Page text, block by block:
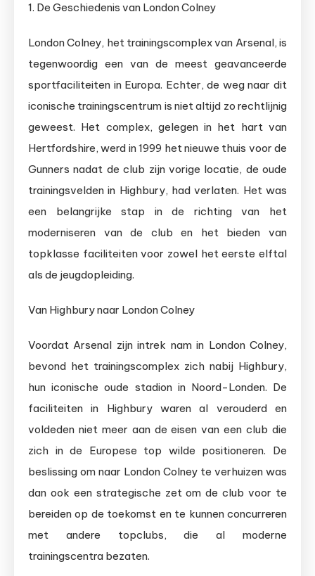
1. De Geschiedenis van London Colney
London Colney, het trainingscomplex van Arsenal, is
tegenwoordig een van de meest geavanceerde
sportfaciliteiten in Europa. Echter, de weg naar dit
iconische trainingscentrum is niet altijd zo rechtlijnig
geweest. Het complex, gelegen in het hart van
Hertfordshire, werd in 1999 het nieuwe thuis voor de
Gunners nadat de club zijn vorige locatie, de oude
trainingsvelden in Highbury, had verlaten. Het was
een belangrijke stap in de richting van het
moderniseren van de club en het bieden van
topklasse faciliteiten voor zowel het eerste elftal
als de jeugdopleiding.
Van Highbury naar London Colney
Voordat Arsenal zijn intrek nam in London Colney,
bevond het trainingscomplex zich nabij Highbury,
hun iconische oude stadion in Noord-Londen. De
faciliteiten in Highbury waren al verouderd en
voldeden niet meer aan de eisen van een club die
zich in de Europese top wilde positioneren. De
beslissing om naar London Colney te verhuizen was
dan ook een strategische zet om de club voor te
bereiden op de toekomst en te kunnen concurreren
met andere topclubs, die al moderne
trainingscentra bezaten.